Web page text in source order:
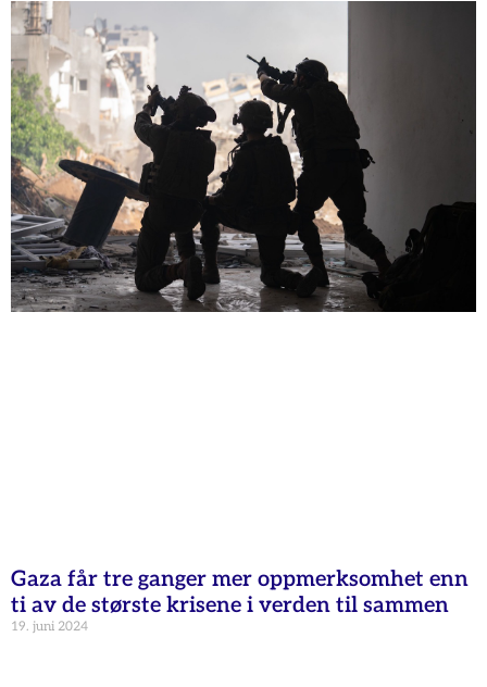
Gaza får tre ganger mer oppmerksomhet enn
ti av de største krisene i verden til sammen
19. juni 2024